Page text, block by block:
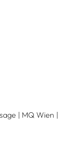
| MQ Wien |